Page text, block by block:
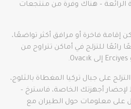
الرائعة – هناك وفرة من منتجعات
فاخرة أو مرافق أكثر تواضعًا،
بإدراج 14 منتجعًا رائعًا للتزلج في أماكن تتراوح من
على جبال تركيا المغطاة بالثلوج،
لإحضار أجهزتك الخاصة، فاسترخ –
على معلومات حول الطيران مع